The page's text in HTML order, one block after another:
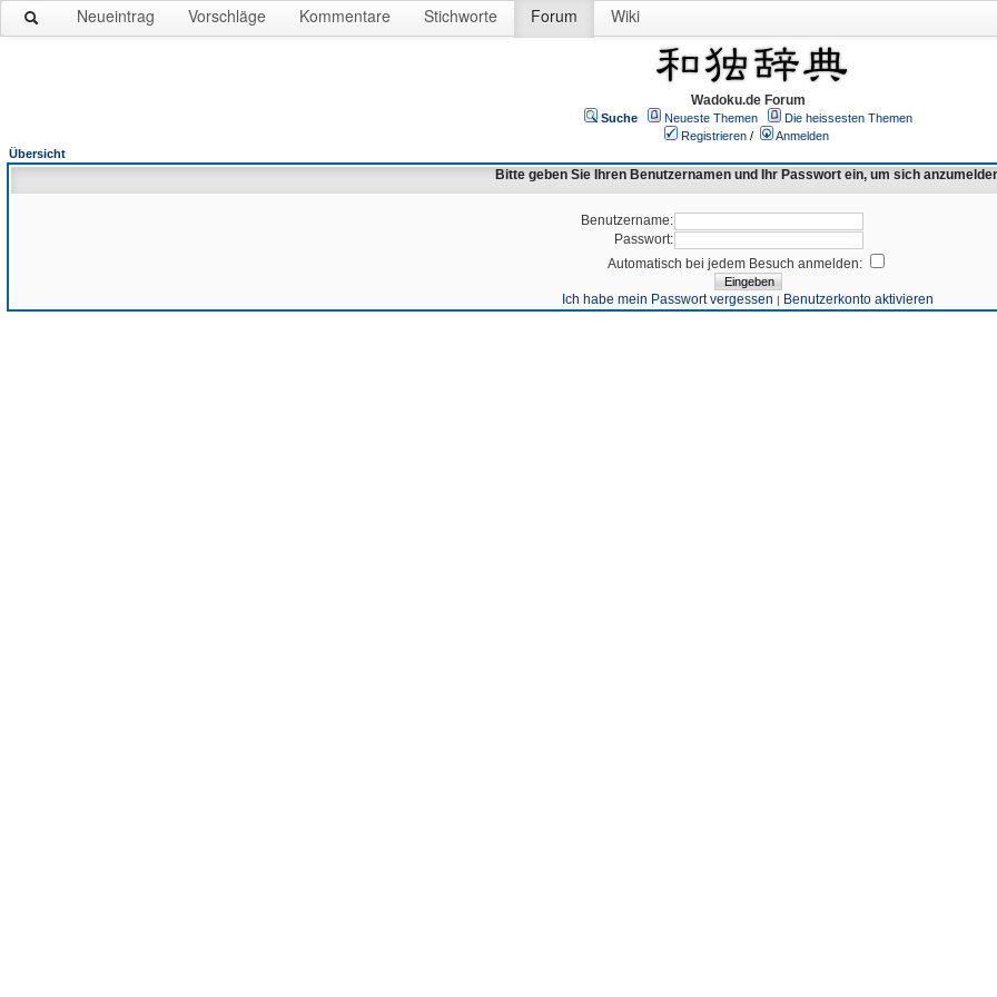
Neueintrag Vorschläge Kommentare Stichworte Forum Wiki
Wadoku.de Forum
Suche Neueste Themen
Die heissesten Themen
Registrieren /
Anmelden
Übersicht
Bitte geben Sie Ihren Benutzernamen und Ihr Passwort ein, um sich
Benutzername:
Passwort:
Automatisch bei jedem Besuch anmelden:
Ich habe mein Passwort vergessen | Benutzerkonto aktivieren